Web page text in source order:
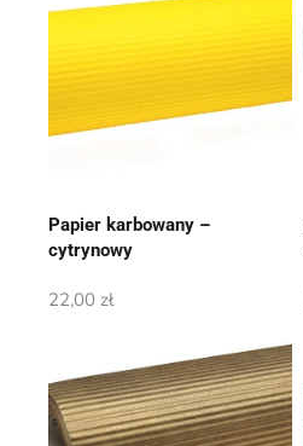
Papier karbowany –
cytrynowy
22,00 zł